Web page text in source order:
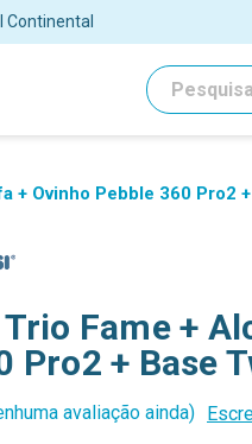
PESQUISAR
+ Ovinho Pebble 360 Pro2
Fame +
Pro2 + Base
avaliação ainda)